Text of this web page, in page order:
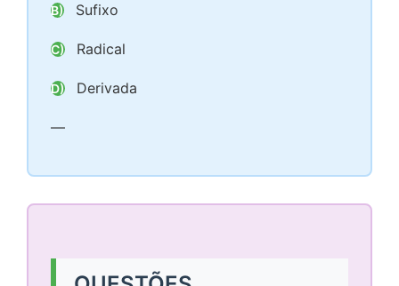
B) Sufixo
C) Radical
D) Derivada
—